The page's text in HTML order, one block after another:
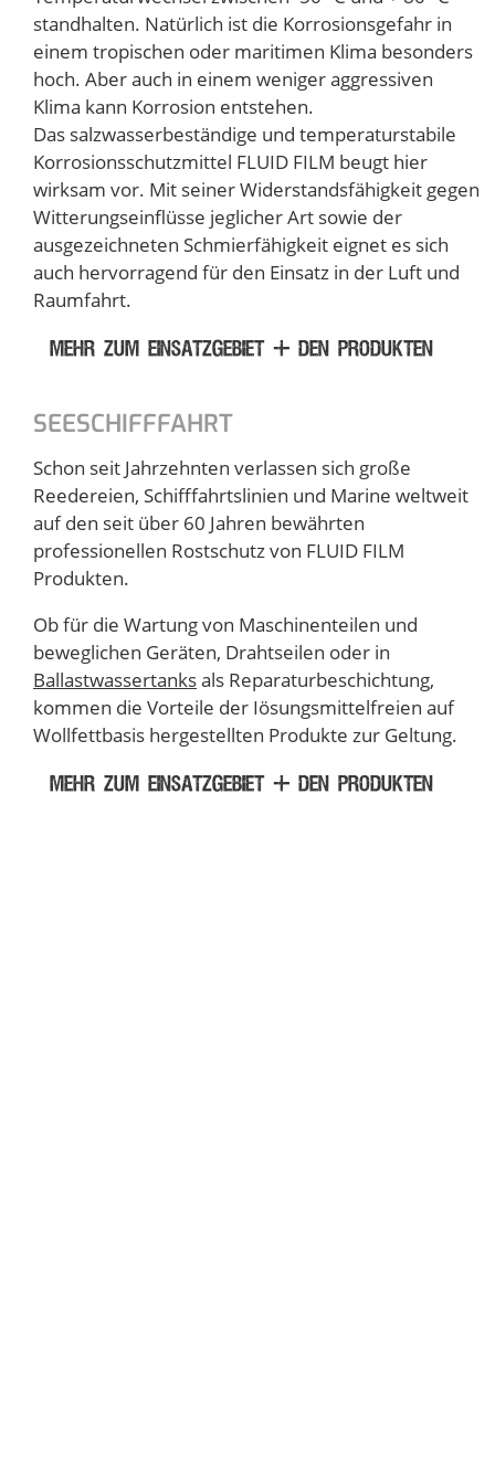
standhalten. Natürlich ist die Korrosionsgefahr in
einem tropischen oder maritimen Klima besonders
hoch. Aber auch in einem weniger aggressiven
Klima kann Korrosion entstehen.
Das salzwasserbeständige und temperaturstabile
Korrosionsschutzmittel FLUID FILM beugt hier
wirksam vor. Mit seiner Widerstandsfähigkeit gegen
Witterungseinflüsse jeglicher Art sowie der
ausgezeichneten Schmierfähigkeit eignet es sich
auch hervorragend für den Einsatz in der Luft und
Raumfahrt.
MEHR ZUM EINSATZGEBIET + DEN PRODUKTEN
SEESCHIFFFAHRT
Schon seit Jahrzehnten verlassen sich große
Reedereien, Schifffahrtslinien und Marine weltweit
auf den seit über 60 Jahren bewährten
professionellen Rostschutz von FLUID FILM
Produkten.
Ob für die Wartung von Maschinenteilen und
beweglichen Geräten, Drahtseilen oder in
Ballastwassertanksals Reparaturbeschichtung,
kommen die Vorteile der Iösungsmittelfreien auf
Wollfettbasis hergestellten Produkte zur Geltung.
MEHR ZUM EINSATZGEBIET + DEN PRODUKTEN